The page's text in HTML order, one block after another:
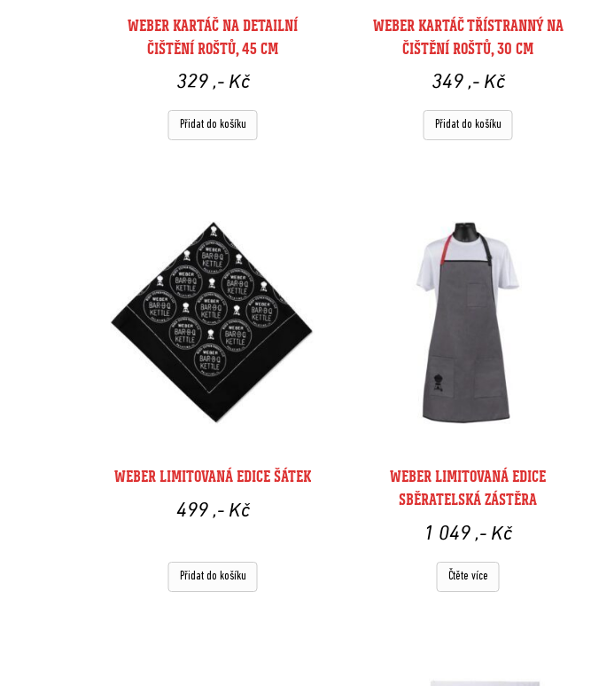
WEBER KARTÁČ NA DETAILNÍ
ČIŠTĚNÍ ROŠTŮ, 45 CM
329 ,- Kč
Přidat do košíku
WEBER KARTÁČ TŘÍSTRANNÝ NA
ČIŠTĚNÍ ROŠTŮ, 30 CM
349 ,- Kč
Přidat do košíku
WEBER LIMITOVANÁ EDICE ŠÁTEK
499 ,- Kč
Přidat do košíku
WEBER LIMITOVANÁ EDICE
SBĚRATELSKÁ ZÁSTĚRA
1 049,- Kč
Čtěte více